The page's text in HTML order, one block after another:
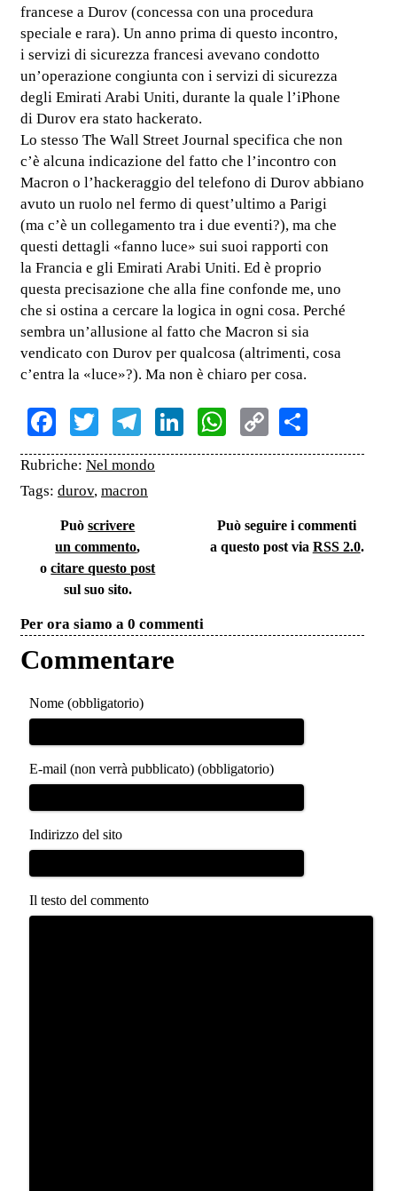
francese a Durov (concessa con una procedura
speciale e rara). Un anno prima di questo incontro,
i servizi di sicurezza francesi avevano condotto
un’operazione congiunta con i servizi di sicurezza
degli Emirati Arabi Uniti, durante la quale l’iPhone
di Durov era stato hackerato.
Lo stesso The Wall Street Journal specifica che non
c’è alcuna indicazione del fatto che l’incontro con
Macron o l’hackeraggio del telefono di Durov abbiano
avuto un ruolo nel fermo di quest’ultimo a Parigi
(ma c’è un collegamento tra i due eventi?), ma che
questi dettagli «fanno luce» sui suoi rapporti con
la Francia e gli Emirati Arabi Uniti. Ed è proprio
questa precisazione che alla fine confonde me, uno
che si ostina a cercare la logica in ogni cosa. Perché
sembra un’allusione al fatto che Macron si sia
vendicato con Durov per qualcosa (altrimenti, cosa
c’entra la «luce»?). Ma non è chiaro per cosa.
Facebook
TwitterTelegram
LinkedInWhatsApp
Copy
Link
Rubriche: Nel mondo
Tags: durov, macron
Puòscrivere
un commento,
ocitare questo post
sul suo sito.
Può seguire i commenti
a questo post via RSS 2.0.
Per ora siamo a 0 commenti
Commentare
Nome (obbligatorio)
E-mail (non verrà pubblicato) (obbligatorio)
Indirizzo del sito
Il testo del commento